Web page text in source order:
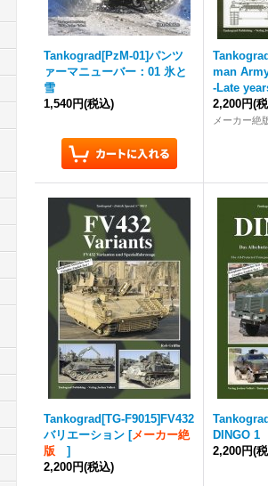
Tankograd [PzM-01]パンツ
ァーマニューバー：01 氷と
雪
1,540円(税込)
Tankograd
man
-Late
2,200円(
メーカー絶
Tankograd [TG-F9015]FV432
バリエーション [メーカー絶
版]
2,200円(税込)
Tankograd
DINGO 1
2,200円(